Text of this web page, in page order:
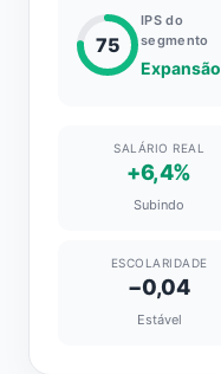
75
IPS do
segmento
Expansão
SALÁRIO REAL
+6,4%
Subindo
ESCOLARIDADE
−0,04
Estável